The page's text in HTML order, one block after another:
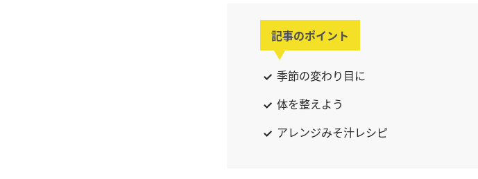
記事のポイント
季節の変わり目に
体を整えよう
アレンジみそ汁レシピ